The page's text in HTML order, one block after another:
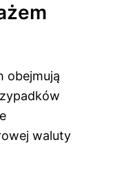
obejmują
waluty